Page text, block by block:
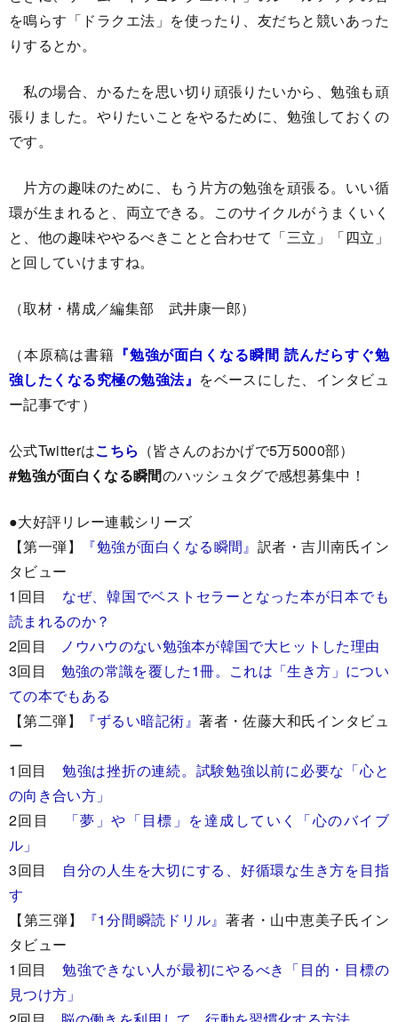
を鳴らす「ドラクエ法」を使ったり、友だちと競いあった
りするとか。
私の場合、かるたを思い切り頑張りたいから、勉強も頑
張りました。やりたいことをやるために、勉強しておくの
です。
片方の趣味のために、もう片方の勉強を頑張る。いい循
環が生まれると、両立できる。このサイクルがうまくいく
と、他の趣味ややるべきことと合わせて「三立」「四立」
と回していけますね。
（取材・構成／編集部 武井康一郎）
（本原稿は書籍 『勉強が面白くなる瞬間 読んだらすぐ勉
強したくなる究極の勉強法』 をベースにした、インタビュ
ー記事です）
公式Twitterはこちら （皆さんのおかげで5万5000部）
#勉強が面白くなる瞬間のハッシュタグで感想募集中！
●大好評リレー連載シリーズ
【第一弾】
『勉強が面白くなる瞬間』 訳者・吉川南氏イン
タビュー
1回目 なぜ、韓国でベストセラーとなった本が日本でも
読まれるのか？
2回目
ノウハウのない勉強本が韓国で大ヒットした理由
3回目 勉強の常識を覆した1冊。これは「生き方」につい
ての本でもある
【第二弾】
『ずるい暗記術』著者・佐藤大和氏インタビュ
ー
1回目 勉強は挫折の連続。試験勉強以前に必要な「心と
の向き合い方」
2回目
「夢」や「目標」を達成していく「心のバイブ
ル」
3回目 自分の人生を大切にする、好循環な生き方を目指
す
【第三弾】
『1分間瞬読ドリル』著者・山中恵美子氏イン
タビュー
1回目 勉強できない人が最初にやるべき「目的・目標の
見つけ方」